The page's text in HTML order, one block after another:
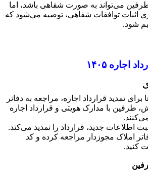
می‌تواند به صورت شفاهی باشد، اما
اثبات توافقات شفاهی، توصیه می‌شود که
شود.
۱۴۰۵
تمدید قرارداد اجاره، مراجعه به دفاتر
طرفین با مدارک هویتی و قرارداد اجاره
اطلاعات جدید، قرارداد را تمدید می‌کند.
املاک مجوزدار مراجعه کرده و کد
کنید.